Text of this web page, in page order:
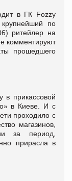
в ГК Fozzy
по
ритейлер на
комментируют
прошедшего
в прикассовой
в Киеве. И с
проходило с
магазинов,
за период,
прирасла в